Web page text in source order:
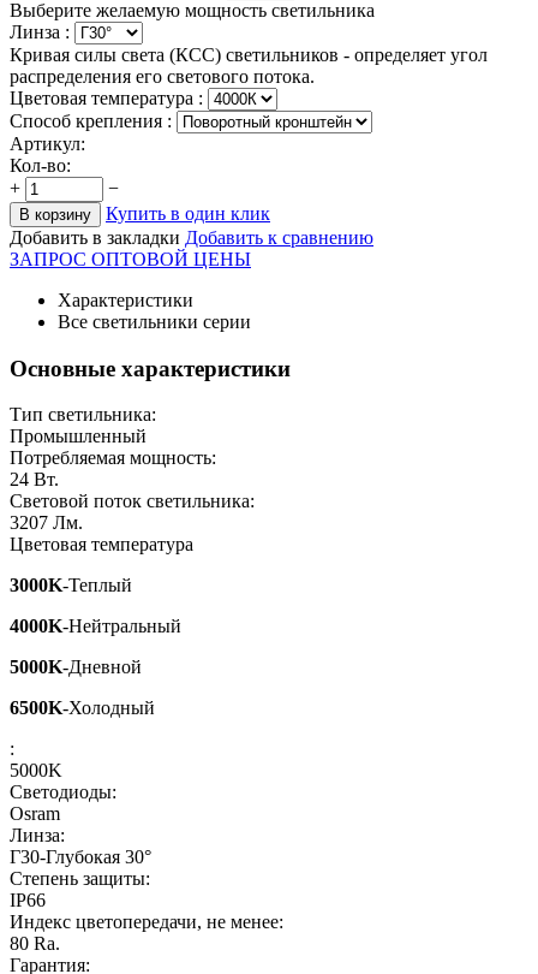
Выберите желаемую мощность светильника
Линза :
Кривая силы света (КСС) светильников - определяет угол
распределения его светового потока.
Цветовая температура :
Способ крепления :
Артикул:
Кол-во:
+
−
В корзину
Купить в один клик
Добавить в закладки Добавить к сравнению
ЗАПРОС ОПТОВОЙ ЦЕНЫ
Характеристики
Все светильники серии
Основные характеристики
Тип светильника:
Промышленный
Потребляемая мощность:
24 Вт.
Световой поток светильника:
3207 Лм.
Цветовая температура
3000K-Теплый
4000K-Нейтральный
5000K-Дневной
6500K-Холодный
:
5000K
Светодиоды:
Osram
Линза:
Г30-Глубокая 30°
Степень защиты:
IP66
Индекс цветопередачи, не менее:
80 Ra.
Гарантия: